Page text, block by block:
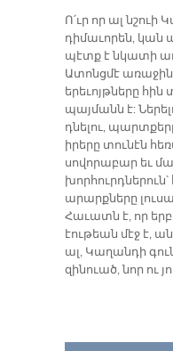
Ո՛ւր որ ալ նշուի
դիմաւորեն, կան
պէտք է նկատի
Ատոնցմէ
երեւոյթները
պայմանն է:
դնելու,
իրերը տունէն
սովորաբար եւ
արարքները
Հաւատն է, որ
էութեան մէջ է,
ալ, Կաղանդի
զինուած, նոր ու